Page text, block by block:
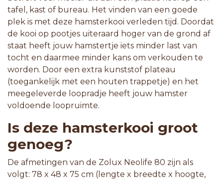
tafel, kast of bureau. Het vinden van een goede
plek is met deze hamsterkooi verleden tijd. Doordat
de kooi op pootjes uiteraard hoger van de grond af
staat heeft jouw hamstertje iets minder last van
tocht en daarmee minder kans om verkouden te
worden. Door een extra kunststof plateau
(toegankelijk met een houten trappetje) en het
meegeleverde loopradje heeft jouw hamster
voldoende loopruimte.
Is deze hamsterkooi groot
genoeg?
De afmetingen van de Zolux Neolife 80 zijn als
volgt: 78 x 48 x 75 cm (lengte x breedte x hoogte,